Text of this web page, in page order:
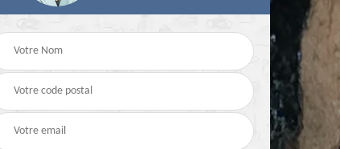
Entretien de cheminée
Ramoneur 14